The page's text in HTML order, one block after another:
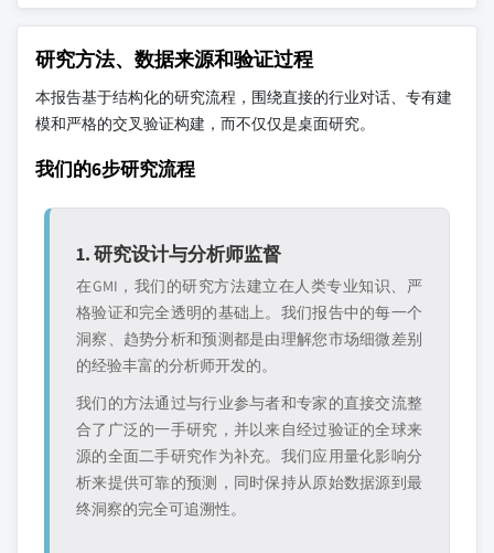
研究方法、数据来源和验证过程
本报告基于结构化的研究流程，围绕直接的行业对话、专有建
模和严格的交叉验证构建，而不仅仅是桌面研究。
我们的6步研究流程
1. 研究设计与分析师监督
在GMI，我们的研究方法建立在人类专业知识、严
格验证和完全透明的基础上。我们报告中的每一个
洞察、趋势分析和预测都是由理解您市场细微差别
的经验丰富的分析师开发的。
我们的方法通过与行业参与者和专家的直接交流整
合了广泛的一手研究，并以来自经过验证的全球来
源的全面二手研究作为补充。我们应用量化影响分
析来提供可靠的预测，同时保持从原始数据源到最
终洞察的完全可追溯性。